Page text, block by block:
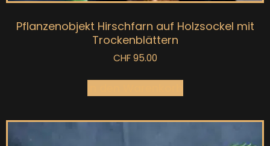
Pflanzenobjekt Hirschfarn auf Holzsockel mit
Trockenblättern
CHF95.00